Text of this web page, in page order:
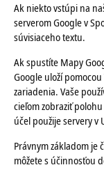
Ak niekto vstúpi na
serverom Google v
súvisiaceho textu.
Ak spustíte Mapy
Google uloží
zariadenia. Vaše
cieľom zobraziť
účel použije servery v
Právnym základom je
môžete s účinnosťou